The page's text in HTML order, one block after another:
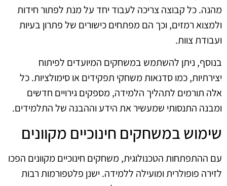
מהנה. כל קבוצה צריכה לעבוד יחד על מנת לפתור חידות
ולמצוא רמזים, וכך הם מפתחים כישורים של פתרון בעיות
ועבודת צוות.
בנוסף, ניתן להשתמש במשחקים המיועדים לפיתוח
יצירתיות, כמו סדנאות משחקי תפקידים או סימולציות. כל
אלה תורמים לתהליך הלמידה, מספקים גירויים חדשים
ומבנה התנסותי שמעשיר את הידע וההבנה של התלמידים.
שימוש במשחקים חינוכיים מקוונים
עם ההתפתחות הטכנולוגית, משחקים חינוכיים מקוונים הפכו
לזירה פופולרית ומועילה ללמידה. ישנן פלטפורמות רבות